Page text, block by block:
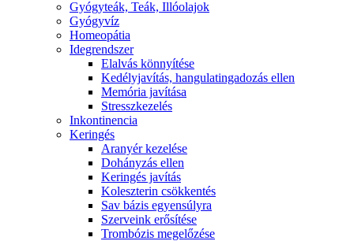
Gyógyteák, Teák, Illóolajok
Gyógyvíz
Homeopátia
Idegrendszer
Elalvás könnyítése
Kedélyjavítás, hangulatingadozás ellen
Memória javítása
Stresszkezelés
Inkontinencia
Keringés
Aranyér kezelése
Dohányzás ellen
Keringés javítás
Koleszterin csökkentés
Sav bázis egyensúlyra
Szerveink erősítése
Trombózis megelőzése